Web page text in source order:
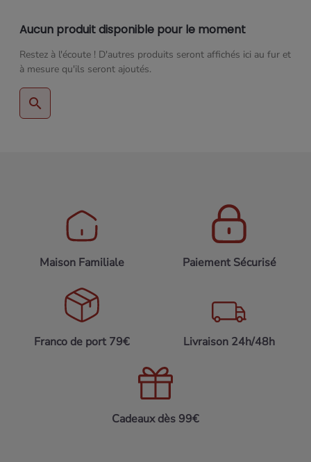
Aucun produit disponible pour le moment
Restez à l'écoute ! D'autres produits seront affichés ici au fur et
à mesure qu'ils seront ajoutés.
search
Maison Familiale Paiement Sécurisé
Franco de port 79€ Livraison 24h/48h
Cadeaux dès 99€